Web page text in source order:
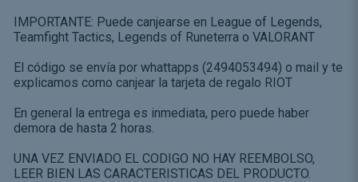
IMPORTANTE: Puede canjearse en League of Legends,
Teamfight Tactics, Legends of Runeterra o VALORANT
El código se envía por whattapps (2494053494) o mail y te
explicamos como canjear la tarjeta de regalo RIOT
En general la entrega es inmediata, pero puede haber
demora de hasta 2 horas.
UNA VEZ ENVIADO EL CODIGO NO HAY REEMBOLSO,
LEER BIEN LAS CARACTERISTICAS DEL PRODUCTO.